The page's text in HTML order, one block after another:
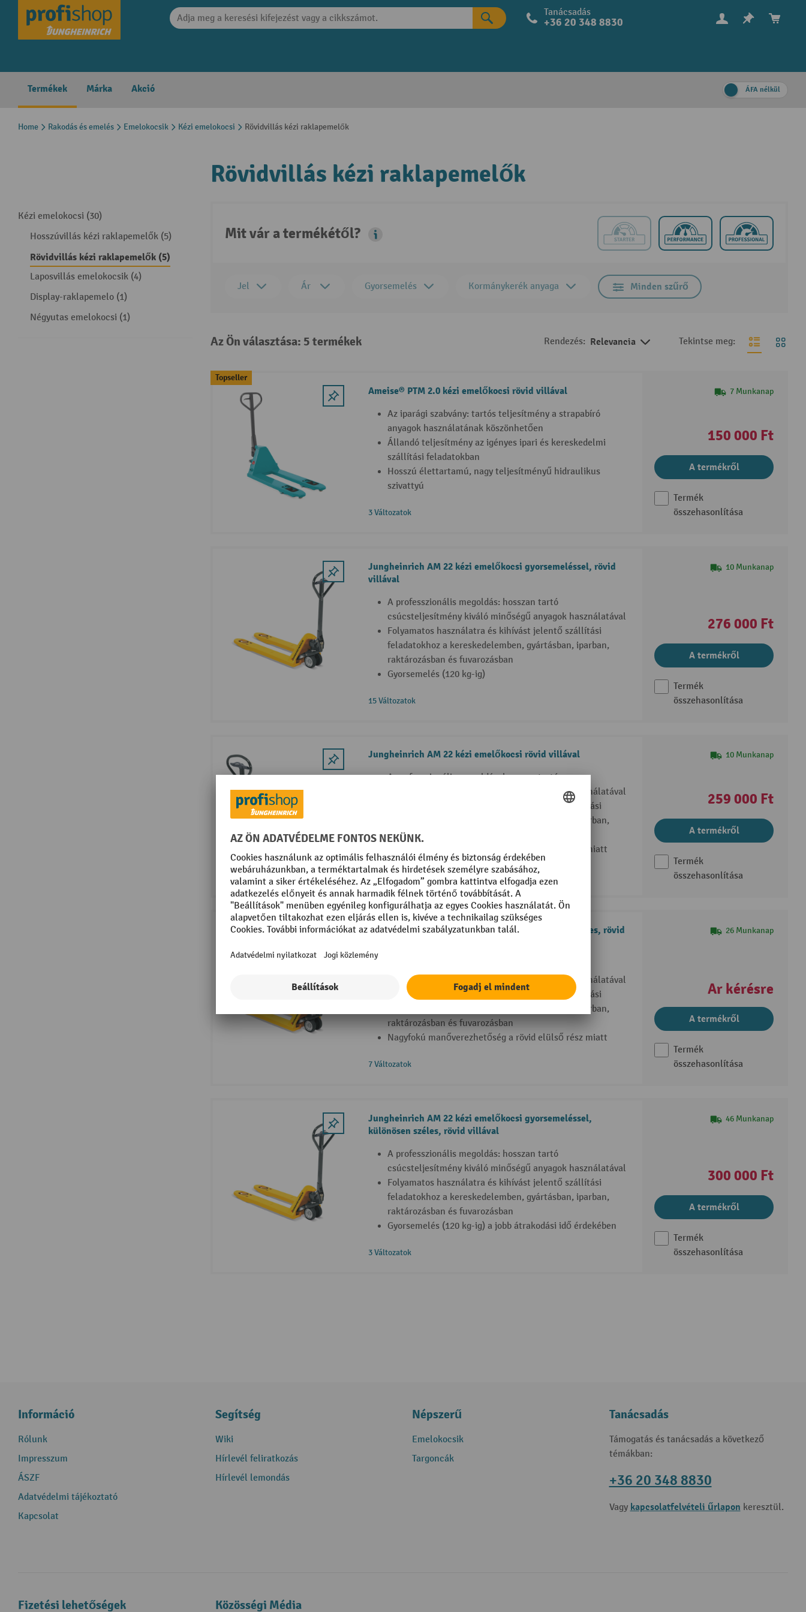
Skip to main navigation Tanácsadás
+36 20 348 8830
Termékek Márka Akció ÁFA nélkül
Home Rakodás és emelés Emelokocsik Kézi emelokocsi Rövidvillás kézi raklapemelők
Kézi emelokocsi (30)
Hosszúvillás kézi raklapemelők (5)
Rövidvillás kézi raklapemelők (5)
Laposvillás emelokocsik (4)
Display-raklapemelo (1)
Négyutas emelokocsi (1)
Rövidvillás kézi raklapemelők
Mit vár a termékétől?
Jel Ár Gyorsemelés Kormánykerék anyaga Minden szűrő
Az Ön választása: 5 termékek Rendezés: Relevancia Tekintse meg:
Topseller
Ameise® PTM 2.0 kézi emelőkocsi rövid villával
Az iparági szabvány: tartós teljesítmény a strapabíró
anyagok használatának köszönhetően
Állandó teljesítmény az igényes ipari és kereskedelmi
szállítási feladatokban
Hosszú élettartamú, nagy teljesítményű hidraulikus
szivattyú
3 Változatok
7 Munkanap
150 000 Ft
A termékről
Termék
összehasonlítása
Jungheinrich AM 22 kézi emelőkocsi gyorsemeléssel, rövid
villával
A professzionális megoldás: hosszan tartó
csúcsteljesítmény kiváló minőségű anyagok használatával
Folyamatos használatra és kihívást jelentő szállítási
feladatokhoz a kereskedelemben, gyártásban, iparban,
raktározásban és fuvarozásban
Gyorsemelés (120 kg-ig)
15 Változatok
10 Munkanap
276 000 Ft
A termékről
Termék
összehasonlítása
Jungheinrich AM 22 kézi emelőkocsi rövid villával
A professzionális megoldás: hosszan tartó
csúcsteljesítmény kiváló minőségű anyagok használatával
Folyamatos használatra és kihívást jelentő szállítási
feladatokhoz a kereskedelemben, gyártásban, iparban,
raktározásban és fuvarozásban
Nagyfokú manőverezhetőség a rövid elülső rész miatt
21 Változatok
10 Munkanap
259 000 Ft
A termékről
Termék
összehasonlítása
Jungheinrich AM 22 kézi emelőkocsi, különösen széles, rövid
csúcsteljesítmény kiváló minőségű anyagok használatával
Folyamatos használatra és kihívást jelentő szállítási
feladatokhoz a kereskedelemben, gyártásban, iparban,
raktározásban és fuvarozásban
Nagyfokú manőverezhetőség a rövid elülső rész miatt
7 Változatok
26 Munkanap
Ár kérésre
A termékről
Termék
összehasonlítása
Jungheinrich AM 22 kézi emelőkocsi gyorsemeléssel,
különösen széles, rövid villával
A professzionális megoldás: hosszan tartó
csúcsteljesítmény kiváló minőségű anyagok használatával
Folyamatos használatra és kihívást jelentő szállítási
feladatokhoz a kereskedelemben, gyártásban, iparban,
raktározásban és fuvarozásban
Gyorsemelés (120 kg-ig) a jobb átrakodási idő érdekében
3 Változatok
46 Munkanap
300 000 Ft
A termékről
Termék
összehasonlítása
Információ
Rólunk
Impresszum
ÁSZF
Adatvédelmi tájékoztató
Kapcsolat
Segítség
Wiki
Hírlevél feliratkozás
Hírlevél lemondás
Népszerű
Emelokocsik
Targoncák
Tanácsadás
Támogatás és tanácsadás a következő
témákban:
+36 20 348 8830
Vagy kapcsolatfelvételi űrlapon keresztül.
Fizetési lehetőségek Közösségi Média